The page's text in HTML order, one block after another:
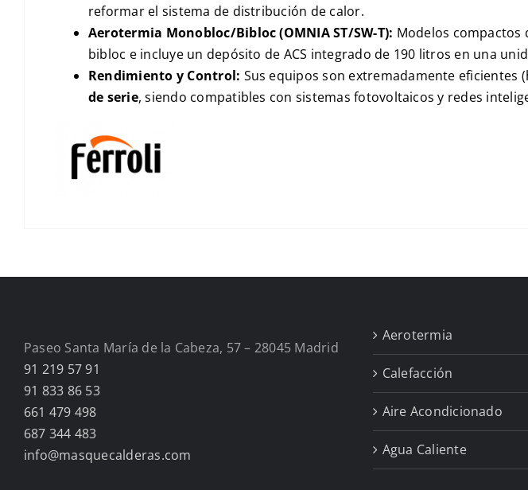
reformar el sistema de distribución de calor.
Aerotermia Monobloc/Bibloc (OMNIA ST/SW-T): Modelos compactos
bibloc e incluye un depósito de ACS integrado de 190 litros en una
Rendimiento y Control: Sus equipos son extremadamente eficientes
de serie, siendo compatibles con sistemas fotovoltaicos y redes
Paseo Santa María de la Cabeza, 57 – 28045 Madrid
91 219 57 91
91 833 86 53
661 479 498
687 344 483
info@masquecalderas.com
Aerotermia
Calefacción
Aire Acondicionado
Agua Caliente